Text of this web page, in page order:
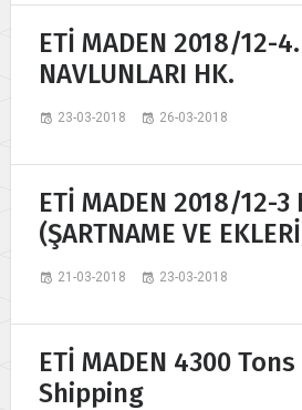
ETİ MADEN 2018/12-
NAVLUNLARI HK.
23-03-2018 26-03-2018
ETİ MADEN 2018/12-3
(ŞARTNAME VE
21-03-2018 23-03-2018
ETİ MADEN 4300
Shipping